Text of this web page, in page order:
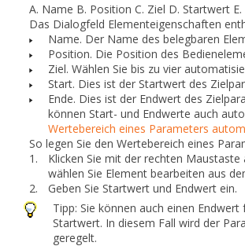
A. Name B. Position C. Ziel D. Startwert E.
Das Dialogfeld Elementeigenschaften
Name. Der Name des belegbaren
Position. Die Position des
Ziel. Wählen Sie bis zu vier
Start. Dies ist der Startwert des
Ende. Dies ist der Endwert des
können Start- und Endwerte auch
Wertebereich eines Parameters
So legen Sie den Wertebereich eines
1.
Klicken Sie mit der rechten
wählen Sie Element bearbeiten aus
2.
Geben Sie Startwert und Endwert ein.
Tipp: Sie können auch einen
Startwert. In diesem Fall wird der
geregelt.